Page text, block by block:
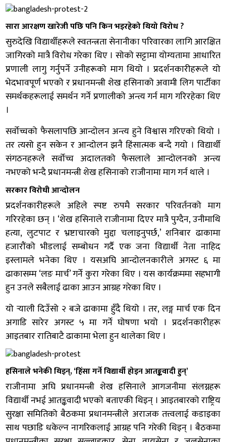
सारा आरक्षण खारेजी पछि पनि किन भइरहेको थियो विरोध ?
सुरुदेखि विद्यार्थीहरूले स्वतन्त्रता सेनानीका परिवारका लागि आरक्षित
जागिरको मात्रै विरोध गरेका थिए । सोको सट्टामा योग्यतामा आधारित
प्रणाली लागु गर्नुपर्ने उनीहरूको माग थियो । प्रदर्शनकारीहरूले यो
भेदभावपूर्ण भएको र प्रधानमन्त्री शेख हसिनाको अवामी लिग पार्टीका
समर्थकहरूलाई समर्थन गर्ने प्रणालीको अन्त्य गर्न माग गरिरहेका थिए
।
सर्वोच्चको फैसलापछि आन्दोलन अन्त्य हुने विश्वास गरिएको थियो ।
तर त्यसो हुन सकेन र आन्दोलन झनै हिंसात्मक बन्दै गयो । विद्यार्थी
संगठनहरूले सर्वोच्च अदालतको फैसलाले आन्दोलनको अन्त्य
नभएको भन्दै प्रधानमन्त्री शेख हसिनाको राजीनामा माग गर्न थाले ।
सरकार विरोधी आन्दोलन
प्रदर्शनकारीहरूले अहिले स्पष्ट रुपमै सरकार परिवर्तनको माग
गरिरहेका छन् । ‘शेख हसिनाले राजीनामा दिएर मात्रै पुग्दैन, उनीमाथि
हत्या, लुटपाट र भ्रष्टाचारको मुद्दा चलाइनुपर्छ,’ शनिबार ढाकामा
हजारौंको भीडलाई सम्बोधन गर्दै एक जना विद्यार्थी नेता नाहिद
इस्लामले भनेका थिए । यसअघि आन्दोलनकारीले अगस्ट ६ मा
ढाकासम्म ‘लङ मार्च’ गर्ने कुरा गरेका थिए । यस कार्यक्रममा सहभागी
हुन उनले सबैलाई ढाका आउन आग्रह गरेका थिए ।
यो र्‍याली दिउँसो २ बजे ढाकामा हुँदै थियो । तर, लङ्ग मार्च एक दिन
अगाडि सारेर अगस्ट ५ मा गर्ने घोषणा भयो । प्रदर्शनकारीहरू
आइतबार रातिबाटै ढाकामा भेला हुन थालेका थिए ।
हसिनाले भनेकी थिइन्, ‘हिंसा गर्ने विद्यार्थी होइन आतङ्कवादी हुन्’
राजीनामा अघि प्रधानमन्त्री शेख हसिनाले आगजनीमा संलग्नहरू
विद्यार्थी नभई आतङ्कवादी भएको बताएकी थिइन् । आइतबारको राष्ट्रिय
सुरक्षा समितिको बैठकमा प्रधानमन्त्रीले अराजक तत्त्वलाई कडाइका
साथ पछाडि धकेल्न नागरिकलाई आग्रह पनि गरेकी थिइन् । बैठकमा